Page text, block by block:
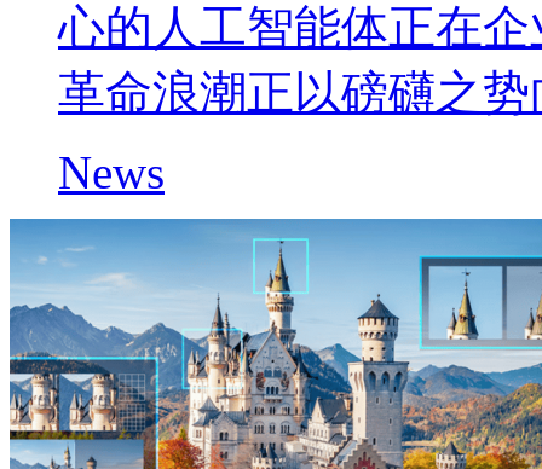
心的人工智能体正在
革命浪潮正以磅礴之势
News